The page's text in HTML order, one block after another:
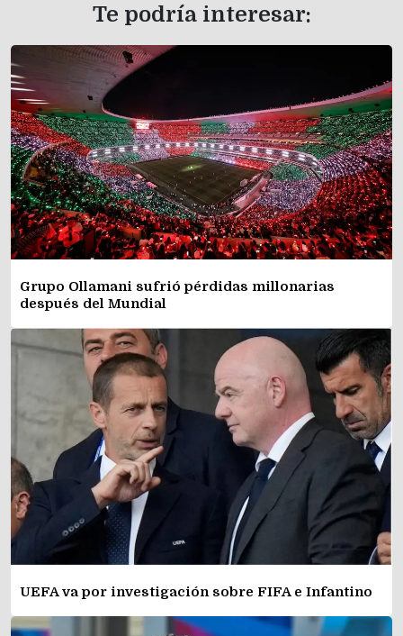
Te podría interesar:
Grupo Ollamani sufrió pérdidas millonarias
después del Mundial
UEFA va por investigación sobre FIFA e Infantino